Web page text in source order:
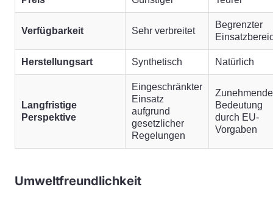
Verfügbarkeit Sehr verbreitet
Begrenzter
Herstellungsart Synthetisch Natürlich
Langfristige
Perspektive
Eingeschränkter
Einsatz
aufgrund
gesetzlicher
Regelungen
Zunehmende
Bedeutung
durch EU-
Vorgaben
Umweltfreundlichkeit